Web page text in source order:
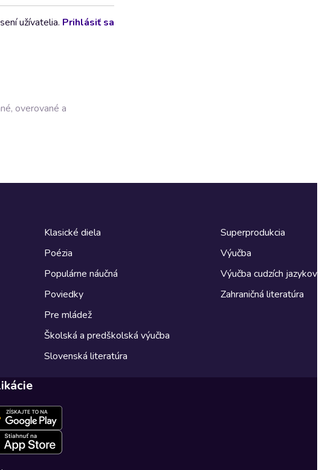
užívatelia. Prihlásiť sa
overované a
Klasické diela
Poézia
Populárne náučná
Poviedky
Pre mládež
Školská a predškolská výučba
Slovenská literatúra
Superprodukcia
Výučba
Výučba cudzích jazykov
Zahraničná literatúra